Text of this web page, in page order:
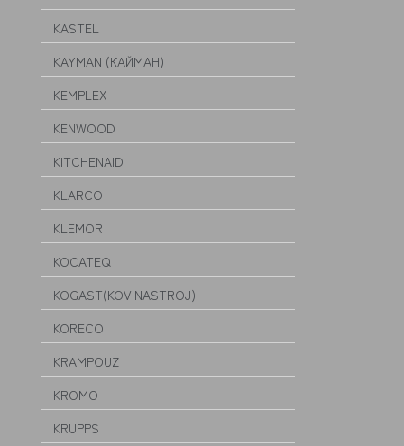
KASTEL
KAYMAN (КАЙМАН)
KEMPLEX
KENWOOD
KITCHENAID
KLARCO
KLEMOR
KOCATEQ
KOGAST(KOVINASTROJ)
KORECO
KRAMPOUZ
KROMO
KRUPPS